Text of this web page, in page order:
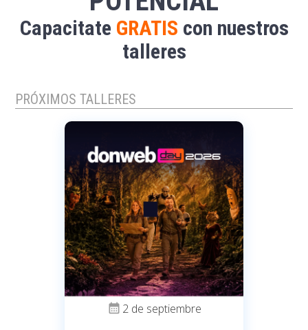
Capacitate GRATIS con nuestros
talleres
PRÓXIMOS TALLERES
calendar_month 2 de septiembre